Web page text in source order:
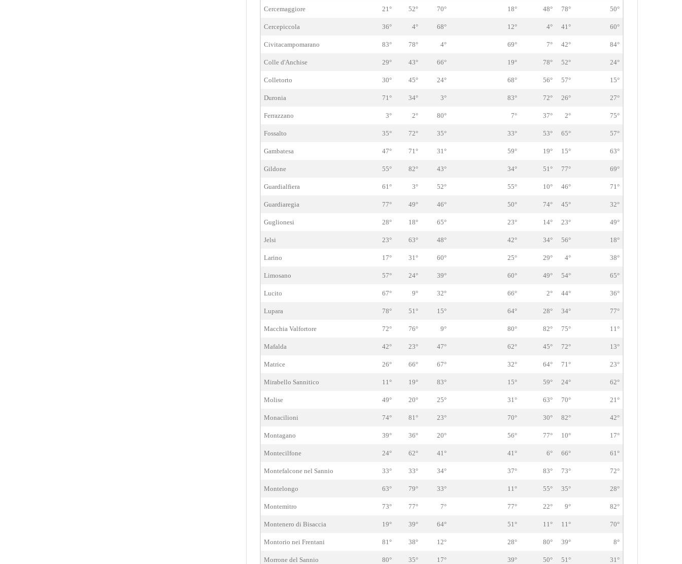
Cercemaggiore 21° 52° 70° 18° 48° 78° 50°
Cercepiccola 36° 4° 68° 12° 4° 41° 60°
Civitacampomarano 83° 78° 4° 69° 7° 42° 84°
Colle d'Anchise 29° 43° 66° 19° 78° 52° 24°
Colletorto 30° 45° 24° 68° 56° 57° 15°
Duronia 71° 34° 3° 83° 72° 26° 27°
Ferrazzano 3° 2° 80° 7° 37° 2° 75°
Fossalto 35° 72° 35° 33° 53° 65° 57°
Gambatesa 47° 71° 31° 59° 19° 15° 63°
Gildone 55° 82° 43° 34° 51° 77° 69°
Guardialfiera 61° 3° 52° 55° 10° 46° 71°
Guardiaregia 77° 49° 46° 50° 74° 45° 32°
Guglionesi 28° 18° 65° 23° 14° 23° 49°
Jelsi 23° 63° 48° 42° 34° 56° 18°
Larino 17° 31° 60° 25° 29° 4° 38°
Limosano 57° 24° 39° 60° 49° 54° 65°
Lucito 67° 9° 32° 66° 2° 44° 36°
Lupara 78° 51° 15° 64° 28° 34° 77°
Macchia Valfortore 72° 76° 9° 80° 82° 75° 11°
Mafalda 42° 23° 47° 62° 45° 72° 13°
Matrice 26° 66° 67° 32° 64° 71° 23°
Mirabello Sannitico 11° 19° 83° 15° 59° 24° 62°
Molise 49° 20° 25° 31° 63° 70° 21°
Monacilioni 74° 81° 23° 70° 30° 82° 42°
Montagano 39° 36° 20° 56° 77° 10° 17°
Montecilfone 24° 62° 41° 41° 6° 66° 61°
Montefalcone nel Sannio 33° 33° 34° 37° 83° 73° 72°
Montelongo 63° 79° 33° 11° 55° 35° 28°
Montemitro 73° 77° 7° 77° 22° 9° 82°
Montenero di Bisaccia 19° 39° 64° 51° 11° 11° 70°
Montorio nei Frentani 81° 38° 12° 28° 80° 39° 8°
Morrone del Sannio 80° 35° 17° 39° 50° 51° 31°